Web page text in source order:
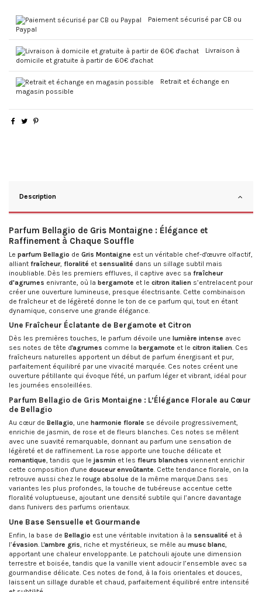
Paiement sécurisé par CB ou
Paypal
Livraison à
domicile et gratuite à partir de 60€ d'achat
Retrait et échange en
magasin possible
Description
Parfum Bellagio de Gris Montaigne : Élégance et
Raffinement à Chaque Souffle
Le parfum Bellagio de Gris Montaigne est un véritable chef-d'œuvre olfactif,
alliant fraîcheur, floralité et sensualité dans un sillage subtil mais
inoubliable. Dès les premiers effluves, il captive avec sa fraîcheur
d'agrumes enivrante, où la bergamote et le citron italien s’entrelacent pour
créer une ouverture lumineuse, presque électrisante. Cette combinaison
de fraîcheur et de légèreté donne le ton de ce parfum qui, tout en étant
dynamique, conserve une grande élégance.
Une Fraîcheur Éclatante de Bergamote et Citron
Dès les premières touches, le parfum dévoile une lumière intense avec
ses notes de tête d'agrumes comme la bergamote et le citron italien. Ces
fraîcheurs naturelles apportent un début de parfum énergisant et pur,
parfaitement équilibré par une vivacité marquée. Ces notes créent une
ouverture pétillante qui évoque l'été, un parfum léger et vibrant, idéal pour
les journées ensoleillées.
Parfum Bellagio de Gris Montaigne : L’Élégance Florale au Cœur
de Bellagio
Au cœur de Bellagio, une harmonie florale se dévoile progressivement,
enrichie de jasmin, de rose et de fleurs blanches. Ces notes se mêlent
avec une suavité remarquable, donnant au parfum une sensation de
légèreté et de raffinement. La rose apporte une touche délicate et
romantique, tandis que le jasmin et les fleurs blanches viennent enrichir
cette composition d'une douceur envoûtante. Cette tendance florale, on la
retrouve aussi chez le rouge absolue de la même marque.Dans ses
variantes les plus profondes, la touche de tubéreuse accentue cette
floralité voluptueuse, ajoutant une densité subtile qui l’ancre davantage
dans l'univers des parfums orientaux.
Une Base Sensuelle et Gourmande
Enfin, la base de Bellagio est une véritable invitation à la sensualité et à
l’évasion . L'ambre gris , riche et mystérieux, se mêle au musc blanc
apportant une chaleur enveloppante. Le patchouli ajoute une dimension
terrestre et boisée, tandis que la vanille vient adoucir l’ensemble avec sa
gourmandise délicate. Ces notes de fond, à la fois orientales et douces,
laissent un sillage durable et chaud, parfaitement équilibré entre intensité